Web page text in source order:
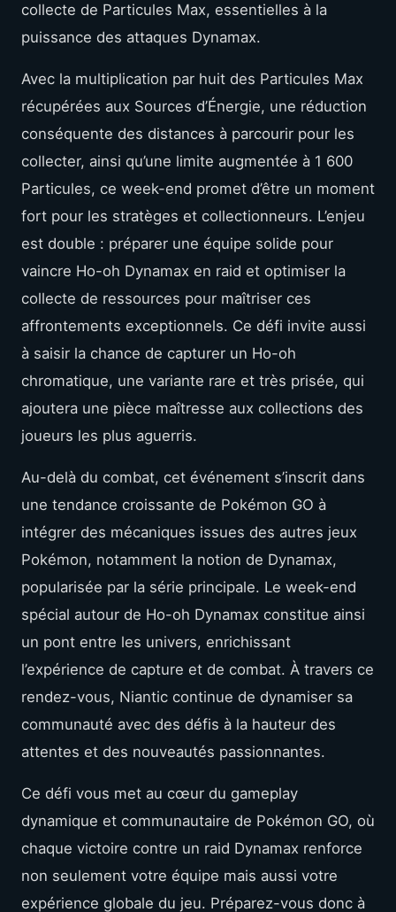
collecte de Particules Max, essentielles à la
puissance des attaques Dynamax.
Avec la multiplication par huit des Particules Max
récupérées aux Sources d’Énergie, une réduction
conséquente des distances à parcourir pour les
collecter, ainsi qu’une limite augmentée à 1 600
Particules, ce week-end promet d’être un moment
fort pour les stratèges et collectionneurs. L’enjeu
est double : préparer une équipe solide pour
vaincre Ho-oh Dynamax en raid et optimiser la
collecte de ressources pour maîtriser ces
affrontements exceptionnels. Ce défi invite aussi
à saisir la chance de capturer un Ho-oh
chromatique, une variante rare et très prisée, qui
ajoutera une pièce maîtresse aux collections des
joueurs les plus aguerris.
Au-delà du combat, cet événement s’inscrit dans
une tendance croissante de Pokémon GO à
intégrer des mécaniques issues des autres jeux
Pokémon, notamment la notion de Dynamax,
popularisée par la série principale. Le week-end
spécial autour de Ho-oh Dynamax constitue ainsi
un pont entre les univers, enrichissant
l’expérience de capture et de combat. À travers ce
rendez-vous, Niantic continue de dynamiser sa
communauté avec des défis à la hauteur des
attentes et des nouveautés passionnantes.
Ce défi vous met au cœur du gameplay
dynamique et communautaire de Pokémon GO, où
chaque victoire contre un raid Dynamax renforce
non seulement votre équipe mais aussi votre
expérience globale du jeu. Préparez-vous donc à